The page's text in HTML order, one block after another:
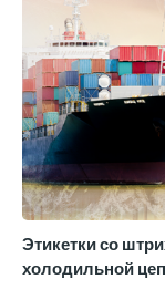
Этикетки со
холодильной